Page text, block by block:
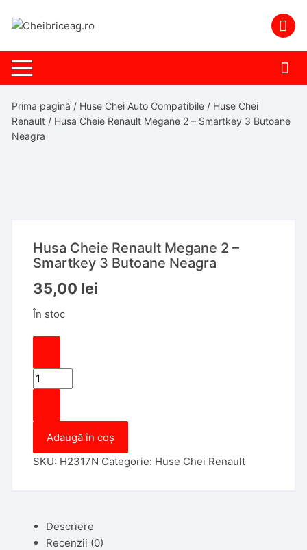
Prima pagină / Huse Chei Auto Compatibile / Huse Chei
Renault / Husa Cheie Renault Megane 2 – Smartkey 3 Butoane
Neagra
Husa Cheie Renault Megane 2 –
Smartkey 3 Butoane Neagra
35,00 lei
În stoc
Cantitate
Husa
Renault
Megane
2
Butoane
Neagra
Adaugă în coș
SKU: H2317N Categorie: Huse Chei Renault
Descriere
Recenzii (0)